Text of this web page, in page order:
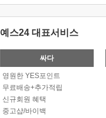
예스24 대표서비스
싸다
영원한 YES포인트
무료배송+추가적립
신규회원 혜택
중고샵/바이백